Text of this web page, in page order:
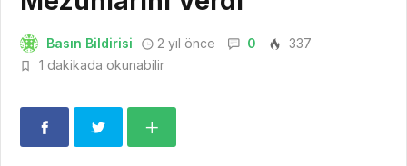
Basın Bildirisi 2 yıl önce 0
337
1 dakikada okunabilir